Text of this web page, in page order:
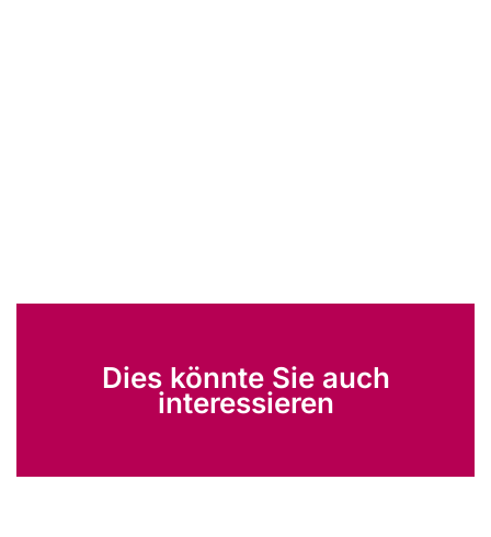
Dies könnte Sie auch
interessieren